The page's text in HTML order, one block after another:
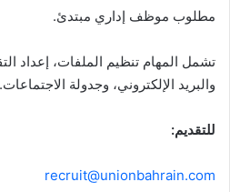
مطلوب موظف إداري مبتدئ.
تشمل المهام تنظيم الملفات، إعداد
والبريد الإلكتروني، وجدولة الاجتماعات.
للتقديم:
recruit@unionbahrain.com